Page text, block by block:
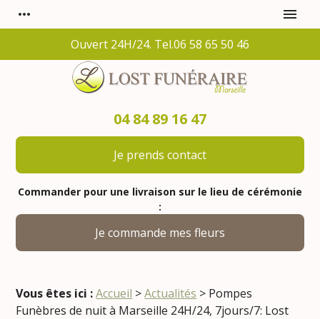
more_horiz menu
Ouvert 24H/24. Tel.06 58 65 50 46
04 84 89 16 47
Je prends contact
Commander pour une livraison sur le lieu de cérémonie
:
Je commande mes fleurs
Vous êtes ici : Accueil >Actualités > Pompes
Funèbres de nuit à Marseille 24H/24, 7jours/7: Lost